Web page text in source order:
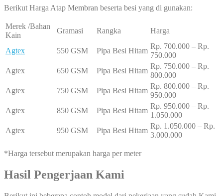
Berikut Harga Atap Membran beserta besi yang di gunakan:
Merek /Bahan
Kain
Gramasi Rangka Harga
Agtex 550 GSM Pipa Besi Hitam
Rp. 700.000 – Rp.
750.000
Agtex
650 GSM Pipa Besi Hitam
Rp. 750.000 – Rp.
800.000
Agtex
750 GSM Pipa Besi Hitam
Rp. 800.000 – Rp.
950.000
Agtex
850 GSM Pipa Besi Hitam
Rp. 950.000 – Rp.
1.050.000
Agtex
950 GSM Pipa Besi Hitam
Rp. 1.050.000 – Rp.
3.000.000
*Harga tersebut merupakan harga per meter
Hasil Pengerjaan Kami